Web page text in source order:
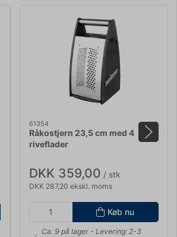
61354
Råkostjern 23,5 cm med 4
riveflader
DKK 359,00 / stk
DKK 287,20 ekskl. moms
Køb nu
Ca. 9 på lager- Levering: 2-3